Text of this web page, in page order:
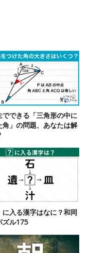
でできる「三角形の中に
角」の問題、あなたは解
に入る漢字はなに？和同
ズル175